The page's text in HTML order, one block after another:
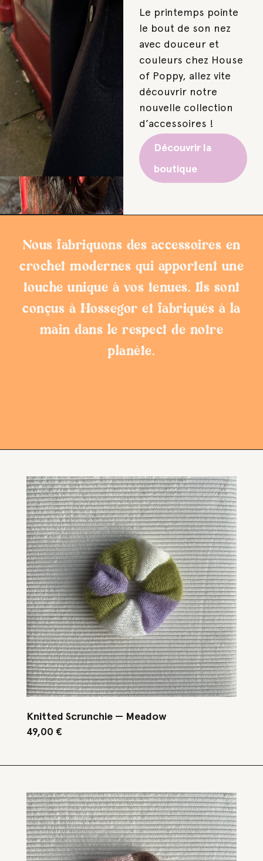
Le printemps pointe
le bout de son nez
avec douceur et
couleurs chez House
of Poppy, allez vite
découvrir notre
nouvelle collection
d’accessoires !
Découvrir la
boutique
Nous fabriquons des accessoires en
crochet modernes qui apportent une
touche unique à vos tenues. Ils sont
conçus à Hossegor et fabriqués à la
main dans le respect de notre
planète.
Knitted Scrunchie — Meadow
49,00 €